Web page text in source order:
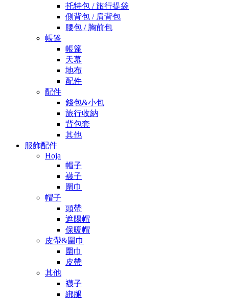
托特包 / 旅行提袋
側背包 / 肩背包
腰包 / 胸前包
帳篷
帳篷
天幕
地布
配件
配件
錢包&小包
旅行收納
背包套
其他
服飾配件
Hoja
帽子
襪子
圍巾
帽子
頭帶
遮陽帽
保暖帽
皮帶&圍巾
圍巾
皮帶
其他
襪子
綁腿